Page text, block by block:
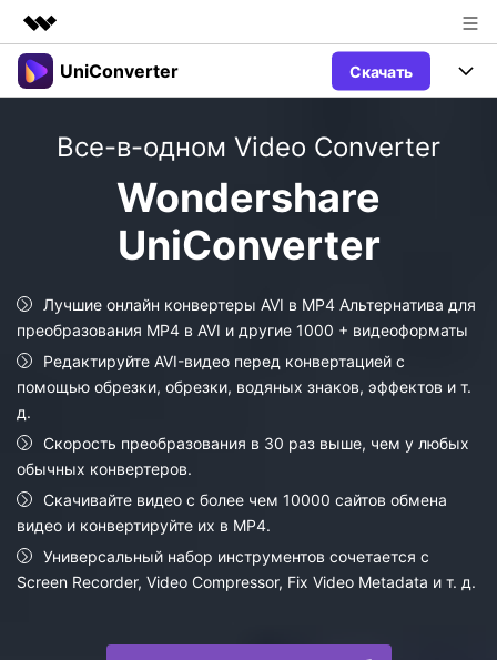
Рекомендуемые продукты
Управление данными
Покупка
Поддержка
UniConverter Скачать
UniConverter для Windows
UniConverter для Mac
Видео/Аудио
Больше инструментов
Блог
Пользователи Социальных Сетей
Креативный Дизайн
Фотография
Пользователи Фильмов
НАЙДИТЕ БОЛЬШЕ РЕШЕНИЙ
Поддержка
Посмотрите видеоурок и узнайте, как использовать
Контактная
Поддержка
Вся информация, необходимая для
использования UniConverter.
Технические
Характеристики
Полный список поддерживаемых форматов,
устройств и графических процессоров.
search
Все-в-одном Video Converter
Wondershare
UniConverter
Лучшие онлайн конвертеры AVI в MP4 Альтернатива для
преобразования MP4 в AVI и другие 1000 + видеоформаты
Редактируйте AVI-видео перед конвертацией с
помощью обрезки, обрезки, водяных знаков, эффектов и т.
д.
Скорость преобразования в 30 раз выше, чем у любых
обычных конвертеров.
Скачивайте видео с более чем 10000 сайтов обмена
видео и конвертируйте их в MP4.
Универсальный набор инструментов сочетается с
Screen Recorder, Video Compressor, Fix Video Metadata и т. д.